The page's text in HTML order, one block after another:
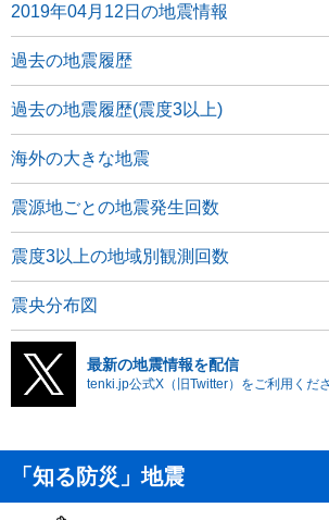
2019年04月12日の地震情報
過去の地震履歴
過去の地震履歴(震度3以上)
海外の大きな地震
震源地ごとの地震発生回数
震度3以上の地域別観測回数
震央分布図
最新の地震情報を配信
tenki.jp公式X（旧Twitter）をご利用くださ
「知る防災」地震